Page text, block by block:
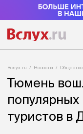
Вслух.ru Новости Общество
Тюмень
туристов в